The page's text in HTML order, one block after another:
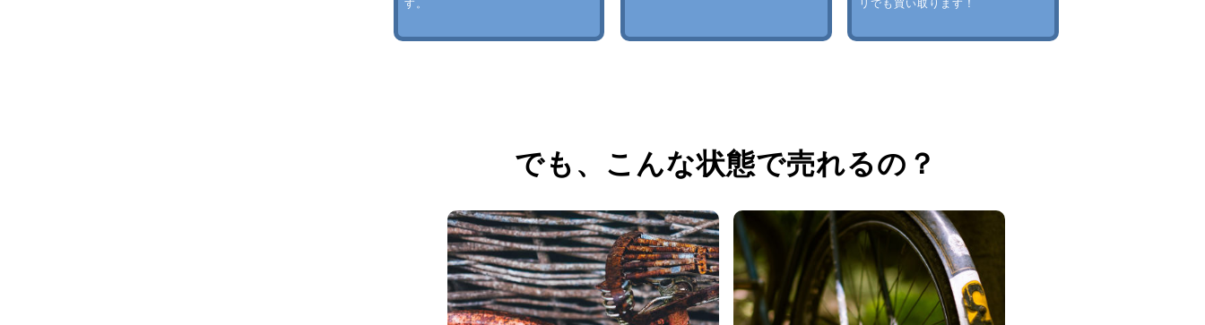
す。
リでも買い取ります！
でも、 こんな状態で売れるの？